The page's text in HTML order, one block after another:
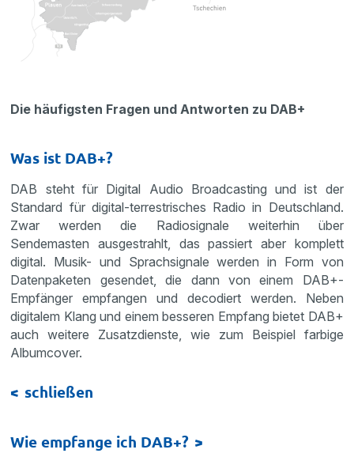
Die häufigsten Fragen und Antworten zu DAB+
Was ist DAB+?
DAB steht für Digital Audio Broadcasting und ist der
Standard für digital-terrestrisches Radio in Deutschland.
Zwar werden die Radiosignale weiterhin über
Sendemasten ausgestrahlt, das passiert aber komplett
digital. Musik- und Sprachsignale werden in Form von
Datenpaketen gesendet, die dann von einem DAB+-
Empfänger empfangen und decodiert werden. Neben
digitalem Klang und einem besseren Empfang bietet DAB+
auch weitere Zusatzdienste, wie zum Beispiel farbige
Albumcover.
schließen
Wie empfange ich DAB+?